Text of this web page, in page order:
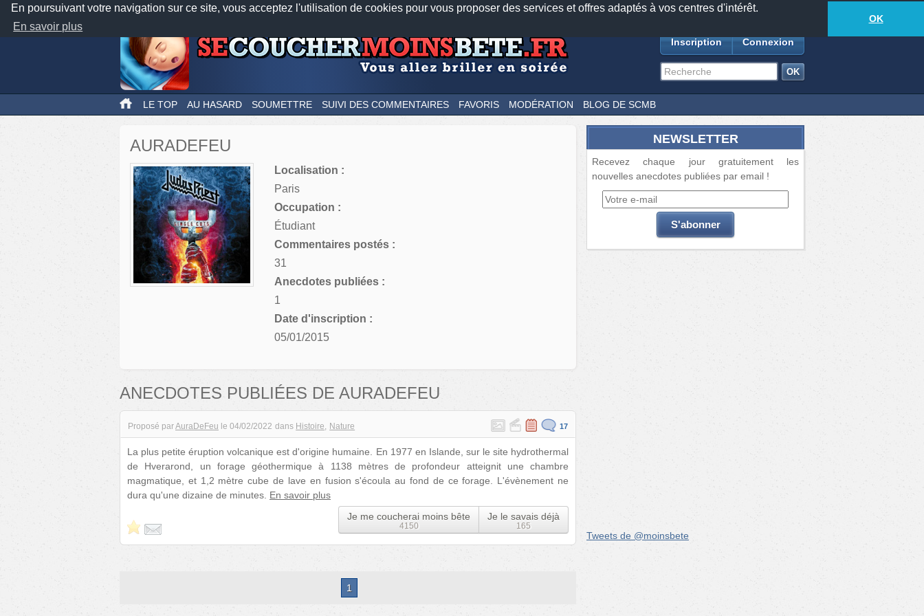
En poursuivant votre navigation sur ce site, vous acceptez l'utilisation de cookies pour vous proposer des services et offres adaptés à vos centres d'intérêt.
En savoir plus
OK
Nos applications mobiles Newsletter Facebook
TwitterFeeds18881anecdotes-449lecteurs connectés
Inscription Connexion
LE TOP AU HASARD SOUMETTRE SUIVI DES COMMENTAIRES FAVORIS MODÉRATION BLOG DE SCMB
AURADEFEU
Localisation :
Paris
Occupation :
Étudiant
Commentaires postés :
31
Anecdotes publiées :
1
Date d'inscription :
05/01/2015
ANECDOTES PUBLIÉES DE AURADEFEU
Proposé parAuraDeFeu le 04/02/2022 dans Histoire Nature 17
La plus petite éruption volcanique est d'origine humaine. En 1977 en Islande, sur le site hydrothermal
de Hverarond, un forage géothermique à 1138 mètres de profondeur atteignit une chambre
magmatique, et 1,2 mètre cube de lave en fusion s'écoula au fond de ce forage. L'évènement ne
dura qu'une dizaine de minutes. En savoir plus
Je me coucherai moins bête
4150
Je le savais déjà
165
1
NEWSLETTER
Recevez chaque jour gratuitement les
nouvelles anecdotes publiées par email !
Tweets de @moinsbete